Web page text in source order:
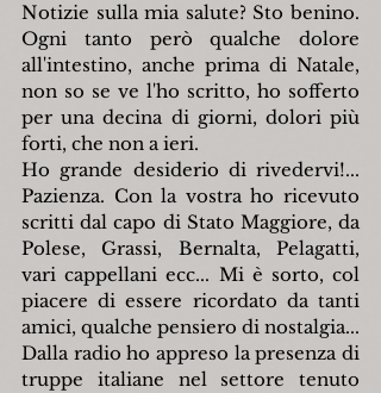
Notizie sulla mia salute? Sto benino.
Ogni tanto però qualche dolore
all'intestino, anche prima di Natale,
non so se ve l'ho scritto, ho sofferto
per una decina di giorni, dolori più
forti, che non a ieri.
Ho grande desiderio di rivedervi!...
Pazienza. Con la vostra ho ricevuto
scritti dal capo di Stato Maggiore, da
Polese, Grassi, Bernalta, Pelagatti,
vari cappellani ecc... Mi è sorto, col
piacere di essere ricordato da tanti
amici, qualche pensiero di nostalgia...
Dalla radio ho appreso la presenza di
truppe italiane nel settore tenuto